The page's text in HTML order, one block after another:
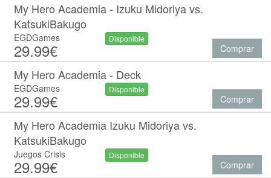
My Hero Academia - Izuku Midoriya vs.
KatsukiBakugo
EGDGames
29.99€
Disponible
Comprar
My Hero Academia - Deck
EGDGames
29.99€
Disponible
Comprar
My Hero Academia Izuku Midoriya vs.
KatsukiBakugo
Juegos Crisis
29.99€
Disponible
Comprar